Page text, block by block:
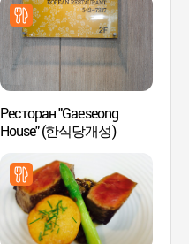
Ресторан "Gaeseong
House" (한식당개성)